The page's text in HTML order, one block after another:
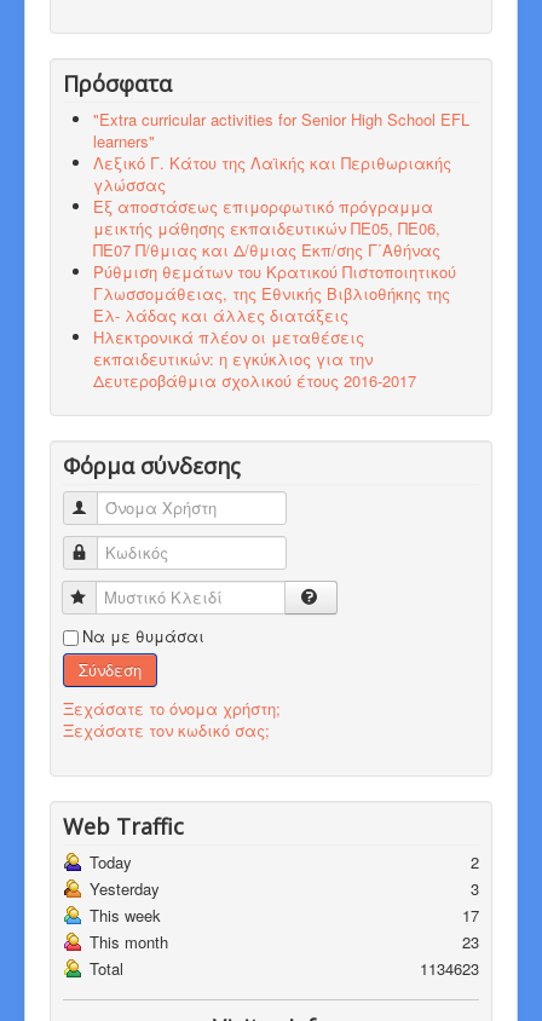
Πρόσφατα
"Εxtra curricular activities for Senior High School EFL
learners"
Λεξικό Γ. Κάτου της Λαϊκής και Περιθωριακής
γλώσσας
Εξ αποστάσεως επιμορφωτικό πρόγραμμα
μεικτής μάθησης εκπαιδευτικών ΠΕ05, ΠΕ06,
ΠΕ07 Π/θμιας και Δ/θμιας Εκπ/σης Γ΄Αθήνας
Ρύθμιση θεμάτων του Κρατικού Πιστοποιητικού
Γλωσσομάθειας, της Εθνικής Βιβλιοθήκης της
Ελ- λάδας και άλλες διατάξεις
Ηλεκτρονικά πλέον οι μεταθέσεις
εκπαιδευτικών: η εγκύκλιος για την
Δευτεροβάθμια σχολικού έτους 2016-2017
Φόρμα σύνδεσης
Όνομα Χρήστη
Κωδικός
Μυστικό Κλειδί
Να με θυμάσαι
Σύνδεση
Ξεχάσατε το όνομα χρήστη;
Ξεχάσατε τον κωδικό σας;
Web Traffic
Today
2
Yesterday
3
This week
17
This month
23
Total
1134623